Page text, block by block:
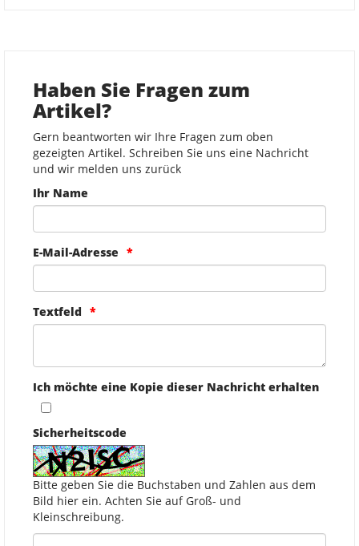
Haben Sie Fragen zum
Artikel?
Gern beantworten wir Ihre Fragen zum oben
gezeigten Artikel. Schreiben Sie uns eine Nachricht
und wir melden uns zurück
Ihr Name
E-Mail-Adresse
Textfeld
Ich möchte eine Kopie dieser Nachricht erhalten
Sicherheitscode
Bitte geben Sie die Buchstaben und Zahlen aus dem
Bild hier ein. Achten Sie auf Groß- und
Kleinschreibung.